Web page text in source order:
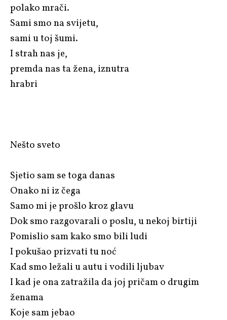
polako mrači.
Sami smo na svijetu,
sami u toj šumi.
I strah nas je,
premda nas ta žena, iznutra
hrabri
Nešto sveto
Sjetio sam se toga danas
Onako ni iz čega
Samo mi je prošlo kroz glavu
Dok smo razgovarali o poslu, u nekoj birtiji
Pomislio sam kako smo bili ludi
I pokušao prizvati tu noć
Kad smo ležali u autu i vodili ljubav
I kad je ona zatražila da joj pričam o drugim
ženama
Koje sam jebao